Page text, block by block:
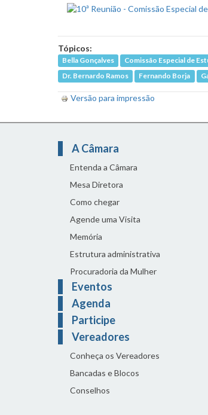
Tópicos:
Bella Gonçalves
Comissão Especial de
Dr. Bernardo Ramos
Fernando Borja
Versão para impressão
A Câmara
Entenda a Câmara
Mesa Diretora
Como chegar
Agende uma Visita
Memória
Estrutura administrativa
Procuradoria da Mulher
Eventos
Agenda
Participe
Vereadores
Conheça os Vereadores
Bancadas e Blocos
Conselhos